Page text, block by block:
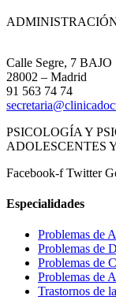
Calle Segre, 7 BAJO
28002 – Madrid
91 563 74 74
PSICOLOGÍA Y
ADOLESCENTES
Facebook-f Twitter
Especialidades
Problemas de
Problemas de
Problemas de
Problemas de
Trastornos de